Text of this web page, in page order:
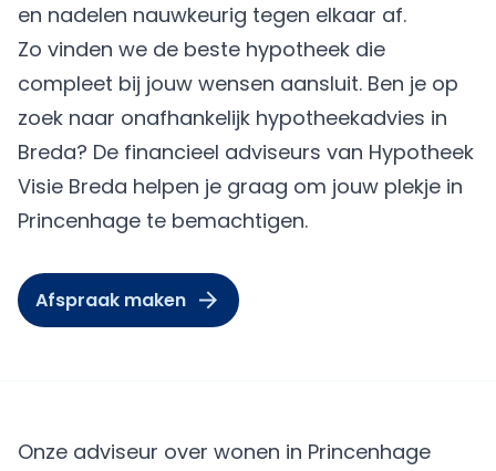
en nadelen nauwkeurig tegen elkaar af.
Zo vinden we de beste hypotheek die
compleet bij jouw wensen aansluit. Ben je op
zoek naar onafhankelijk hypotheekadvies in
Breda? De financieel adviseurs van Hypotheek
Visie Breda helpen je graag om jouw plekje in
Princenhage te bemachtigen.
Afspraak maken
Onze adviseur over wonen in Princenhage